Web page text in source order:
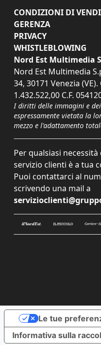
CONDIZIONI DI
GERENZA
PRIVACY
WHISTLEBLOWING
Nord Est Multimedia
Nord Est Multimedia
34, 30171 Venezia
1.432.522,00 C.F.
I diritti delle immagini e
espressamente vietata la
mezzo e l'adattamento
Per qualsiasi
servizio clienti è a tua
Puoi contattarci al
scrivendo una mail a
Informativa sulla
Le tue